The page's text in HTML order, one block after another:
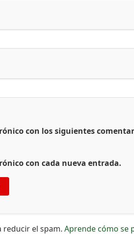
con los siguientes
con cada nueva entrada.
reducir el spam.Aprende cómo se